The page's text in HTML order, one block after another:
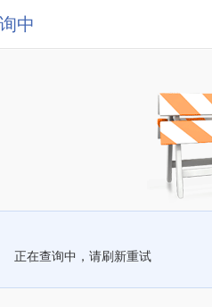
中
正在查询中，请刷新重试